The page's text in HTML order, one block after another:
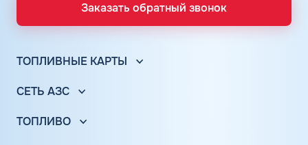
Заказать обратный звонок
ТОПЛИВНЫЕ КАРТЫ
Топливные карты КАРДЕКС
Топливные карты Лукойл
СЕТЬ АЗС
АЗС Лукойл
ТОПЛИВО